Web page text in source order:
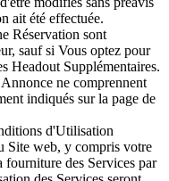
ait été effectuée.
Réservation sont
sauf si Vous optez pour
Headout Supplémentaires.
ne comprennent
indiqués sur la page de
d'Utilisation
Site web, y compris votre
fourniture des Services par